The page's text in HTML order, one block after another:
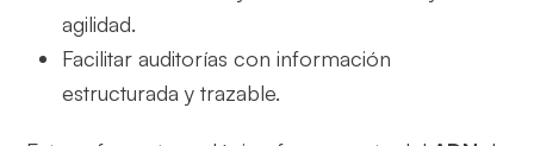
agilidad.
Facilitar auditorías con información
estructurada y trazable.